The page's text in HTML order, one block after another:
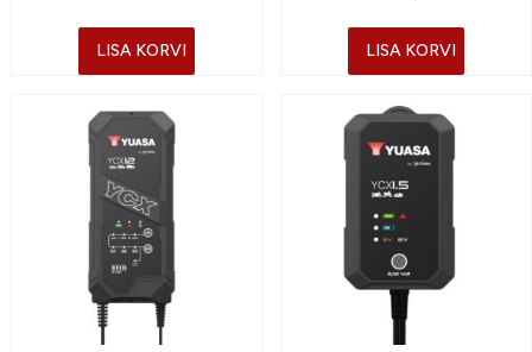
LISA KORVI LISA KORVI